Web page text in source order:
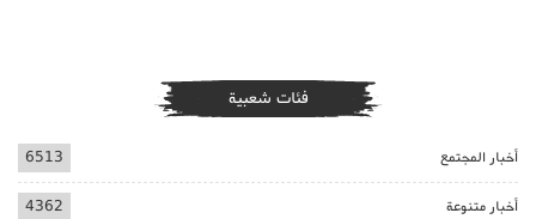
فئات شعبية
أخبار المجتمع 6513
أخبار متنوعة 4362